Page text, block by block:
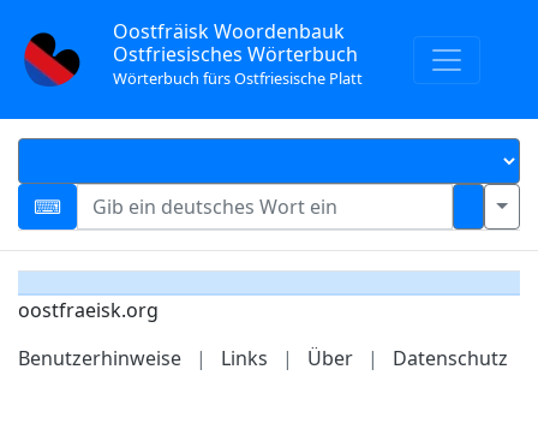
Oostfräisk Woordenbauk
Ostfriesisches Wörterbuch
Wörterbuch fürs Ostfriesische Platt
oostfraeisk.org
Benutzerhinweise
| Links | Über | Datenschutz